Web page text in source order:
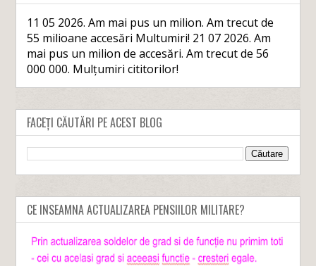
11 05 2026. Am mai pus un milion. Am trecut de
55 milioane accesări Multumiri! 21 07 2026. Am
mai pus un milion de accesări. Am trecut de 56
000 000. Mulțumiri cititorilor!
FACEȚI CĂUTĂRI PE ACEST BLOG
CE INSEAMNA ACTUALIZAREA PENSIILOR MILITARE?